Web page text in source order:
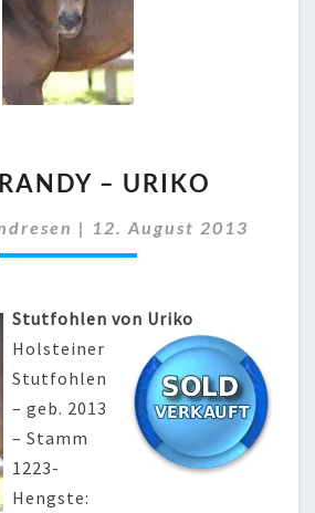
RANDY
URIKO
– URIKO
| 12. August 2013
Stutfohlen von Uriko
Holsteiner
Stutfohlen
– geb. 2013
– Stamm
1223-
Hengste: